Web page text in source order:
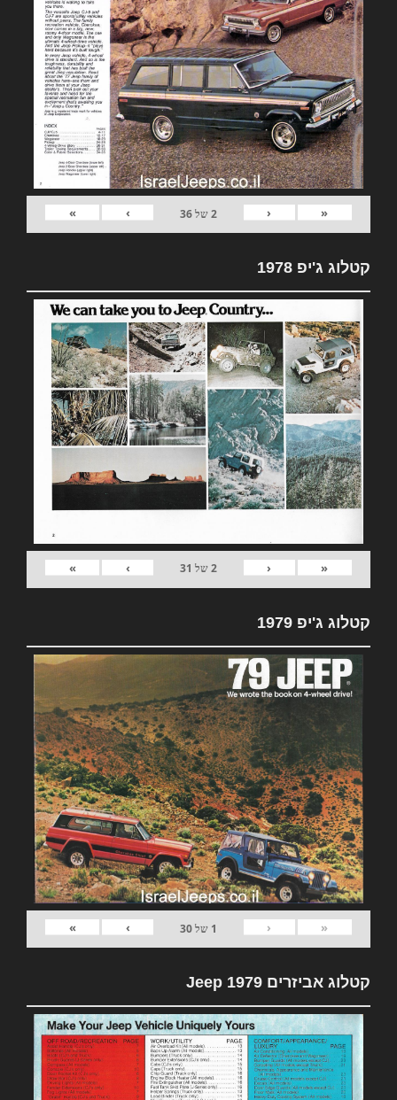
«
‹
2של36
›
»
קטלוג ג'יפ 1978
«
‹
2של 31
›
»
קטלוג ג'יפ 1979
«
‹
1 של30
›
»
קטלוג אביזרים 1979 Jeep